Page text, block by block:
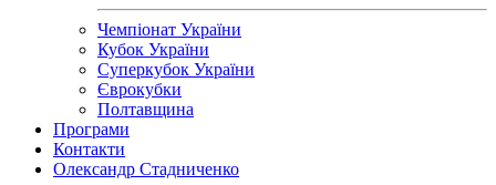
Чемпіонат України
Кубок України
Суперкубок України
Єврокубки
Полтавщина
Програми
Контакти
Олександр Стадниченко